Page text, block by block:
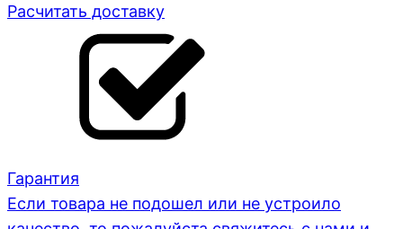
Расчитать доставку
Гарантия
Если товара не подошел или не устроило